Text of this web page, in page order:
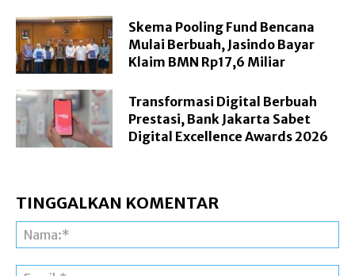
Skema Pooling Fund Bencana
Mulai Berbuah, Jasindo Bayar
Klaim BMN Rp17,6 Miliar
Transformasi Digital Berbuah
Prestasi, Bank Jakarta Sabet
Digital Excellence Awards 2026
TINGGALKAN KOMENTAR